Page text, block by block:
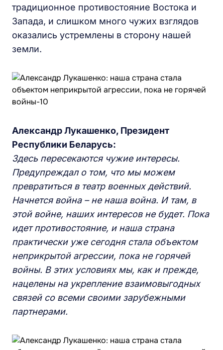
традиционное противостояние Востока и
Запада, и слишком много чужих взглядов
оказались устремлены в сторону нашей
земли.
Александр Лукашенко, Президент
Республики Беларусь:
Здесь пересекаются чужие интересы.
Предупреждал о том, что мы можем
превратиться в театр военных действий.
Начнется война – не наша война. И там, в
этой войне, наших интересов не будет. Пока
идет противостояние, и наша страна
практически уже сегодня стала объектом
неприкрытой агрессии, пока не горячей
войны. В этих условиях мы, как и прежде,
нацелены на укрепление взаимовыгодных
связей со всеми своими зарубежными
партнерами.